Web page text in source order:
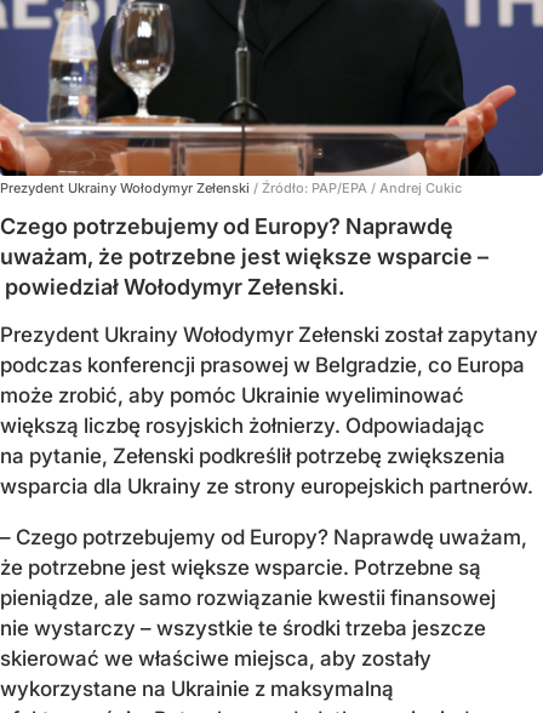
Prezydent Ukrainy Wołodymyr Zełenski / Źródło: PAP/EPA / Andrej Cukic
Czego potrzebujemy od Europy? Naprawdę
uważam, że potrzebne jest większe wsparcie –
powiedział Wołodymyr Zełenski.
Prezydent Ukrainy Wołodymyr Zełenski został zapytany
podczas konferencji prasowej w Belgradzie, co Europa
może zrobić, aby pomóc Ukrainie wyeliminować
większą liczbę rosyjskich żołnierzy. Odpowiadając
na pytanie, Zełenski podkreślił potrzebę zwiększenia
wsparcia dla Ukrainy ze strony europejskich partnerów.
– Czego potrzebujemy od Europy? Naprawdę uważam,
że potrzebne jest większe wsparcie. Potrzebne są
pieniądze, ale samo rozwiązanie kwestii finansowej
nie wystarczy – wszystkie te środki trzeba jeszcze
skierować we właściwe miejsca, aby zostały
wykorzystane na Ukrainie z maksymalną